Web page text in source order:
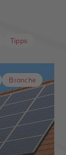
Tipps
Branche